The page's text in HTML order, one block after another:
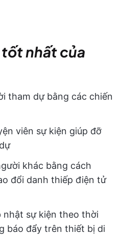
nhất của
tham dự bằng các chiến
viên sự kiện giúp đỡ
khác bằng cách
đổi danh thiếp điện tử
sự kiện theo thời
báo đẩy trên thiết bị di